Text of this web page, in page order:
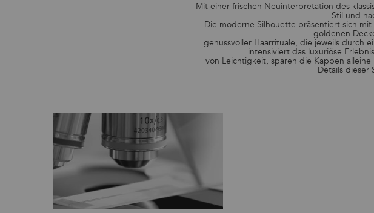
Mit einer frischen Neuinterpretation des
Stil und
Die moderne Silhouette präsentiert sich
goldenen
genussvoller Haarrituale, die jeweils durch
intensiviert das luxuriöse
von Leichtigkeit, sparen die Kappen
Details dieser